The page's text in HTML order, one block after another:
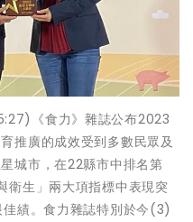
《食力》雜誌公布2023
推廣的成效受到多數民眾及
城市，在22縣市中排名第
衛生」兩大項指標中表現突
績。食力雜誌特別於今(3)